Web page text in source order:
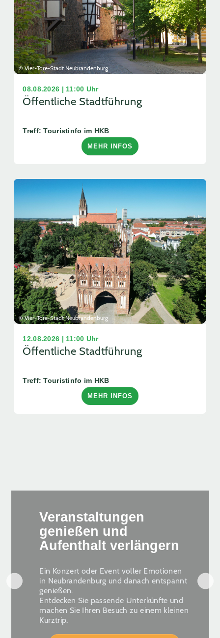
© Vier-Tore-Stadt Neubrandenburg
08.08.2026 | 11:00 Uhr
Öffentliche Stadtführung
Treff: Touristinfo im HKB
MEHR INFOS
© Vier-Tore-Stadt Neubrandenburg
12.08.2026 | 11:00 Uhr
Öffentliche Stadtführung
Treff: Touristinfo im HKB
MEHR INFOS
Veranstaltungen
genießen und
Aufenthalt verlängern
Ein Konzert oder Event voller Emotionen
in Neubrandenburg und danach entspannt
genießen.
Entdecken Sie passende Unterkünfte und
machen Sie Ihren Besuch zu einem kleinen
Kurztrip.